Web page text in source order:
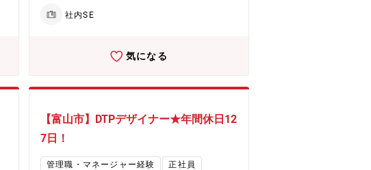
社内SE
気になる
【富山市】DTPデザイナー★年間休日12
7日！
管理職・マネージャー経験
正社員